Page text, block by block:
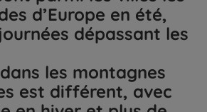
d’Europe en été,
dépassant les
les montagnes
est différent, avec